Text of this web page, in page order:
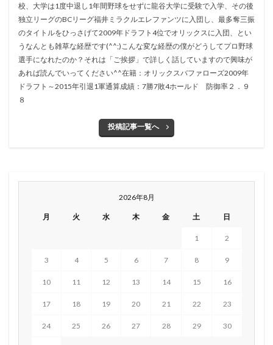
校、大学は1度中退し1年間野球をせずに龍谷大学に受験で入学、その後
独立リーグのBCリーグ福井ミラクルエレファンツに入団し、最多奪三振
のタイトルをひっさげて2009年ドラフト4位でオリックスに入団、とい
うなんとも雑草な経歴です(^^;)こんな変な経歴の僕がどうしてプロ野球
選手になれたのか？それは「ご挨拶」で詳しく話していますので興味が
あれば読んでいってください^^在籍：オリックスバファローズ2009年
ドラフト～2015年引退1軍通算成績：7勝7敗4ホールド 防御率２．９
８
投稿記事一覧へ
2026年8月
月 火 水 木 金 土 日
1 2
3 4 5 6 7 8 9
10 11 12 13 14 15 16
17 18 19 20 21 22 23
24 25 26 27 28 29 30